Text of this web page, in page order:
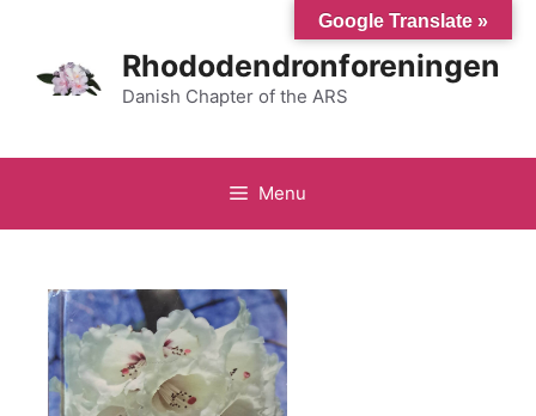
indhold
Rhododendronforeningen
Danish Chapter of the ARS
Menu
Google Translate »